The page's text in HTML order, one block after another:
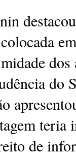
do
de